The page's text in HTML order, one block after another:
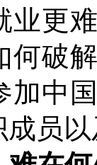
业更
何破
加中
员